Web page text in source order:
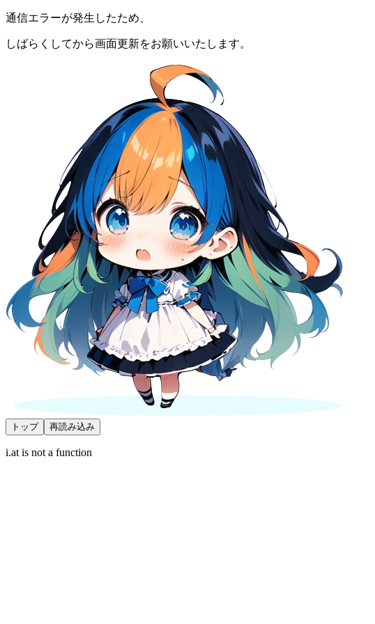
通信エラーが発生したため、
しばらくしてから画面更新をお願いいたします。
トップ 再読み込み
i.at is not a function